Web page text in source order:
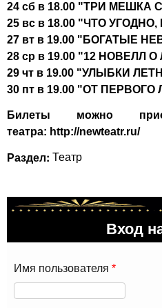
24 сб в 18.00 "ТРИ
25 вс в 18.00 "ЧТО
27 вт в 19.00 "БОГАТЫЕ
28 ср в 19.00 "12 НОВЕЛЛ
29 чт в 19.00 "УЛЫБКИ
30 пт в 19.00 "ОТ ПЕРВОГО
Билеты можно
театра: http://newteatr.ru/
Раздел: Театр
Вход
Имя пользователя *